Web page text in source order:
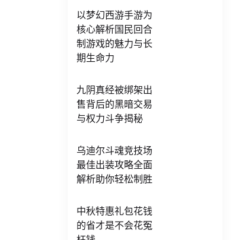
以梦幻西游手游为
核心解析国民回合
制游戏的魅力与长
期生命力
九阴真经被绑架出
售背后的黑暗交易
与权力斗争揭秘
乌迪尔斗魂竞技场
最佳出装攻略全面
解析助你轻松制胜
中秋特惠礼包花钱
的省才是不会花冤